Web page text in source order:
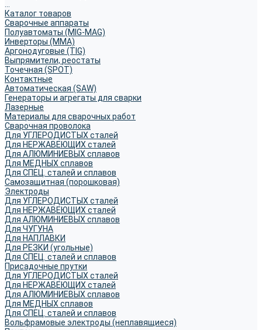
Каталог товаров
Сварочные аппараты
Полуавтоматы (MIG-MAG)
Инверторы (MMA)
Аргонодуговые (TIG)
Выпрямители, реостаты
Точечная (SPOT)
Контактные
Автоматическая (SAW)
Генераторы и агрегаты для сварки
Лазерные
Материалы для сварочных работ
Сварочная проволока
Для УГЛЕРОДИСТЫХ сталей
Для НЕРЖАВЕЮЩИХ сталей
Для АЛЮМИНИЕВЫХ сплавов
Для МЕДНЫХ сплавов
Для СПЕЦ. сталей и сплавов
Самозащитная (порошковая)
Электроды
Для УГЛЕРОДИСТЫХ сталей
Для НЕРЖАВЕЮЩИХ сталей
Для АЛЮМИНИЕВЫХ сплавов
Для ЧУГУНА
Для НАПЛАВКИ
Для РЕЗКИ (угольные)
Для СПЕЦ. сталей и сплавов
Присадочные прутки
Для УГЛЕРОДИСТЫХ сталей
Для НЕРЖАВЕЮЩИХ сталей
Для АЛЮМИНИЕВЫХ сплавов
Для МЕДНЫХ сплавов
Для СПЕЦ. сталей и сплавов
Вольфрамовые электроды (неплавящиеся)